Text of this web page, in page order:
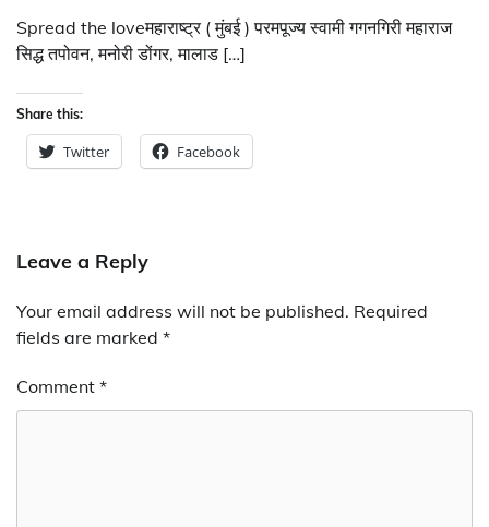
Spread the loveमहाराष्ट्र ( मुंबई ) परमपूज्य स्वामी गगनगिरी महाराज
सिद्ध तपोवन, मनोरी डोंगर, मालाड […]
Share this:
Twitter Facebook
Leave a Reply
Your email address will not be published. Required
fields are marked *
Comment *